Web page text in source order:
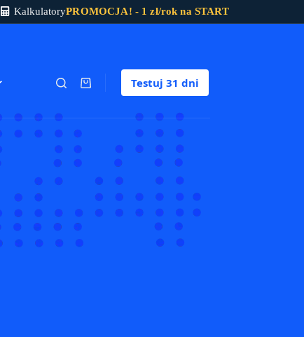
KalkulatoryPROMOCJA! - 1 zł/rok na START
Koszyk Testuj 31 dni